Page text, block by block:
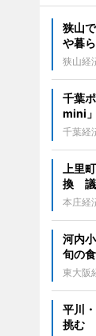
狭山
や暮
狭山経
千葉
mini
千葉経
上里
換 議
本庄経
河内
旬の
東大阪
平川
挑む